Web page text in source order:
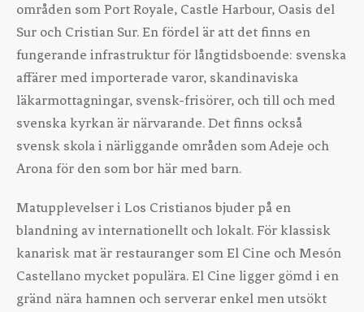
områden som Port Royale, Castle Harbour, Oasis del
Sur och Cristian Sur. En fördel är att det finns en
fungerande infrastruktur för långtidsboende: svenska
affärer med importerade varor, skandinaviska
läkarmottagningar, svensk-frisörer, och till och med
svenska kyrkan är närvarande. Det finns också
svensk skola i närliggande områden som Adeje och
Arona för den som bor här med barn.
Matupplevelser i Los Cristianos bjuder på en
blandning av internationellt och lokalt. För klassisk
kanarisk mat är restauranger som El Cine och Mesón
Castellano mycket populära. El Cine ligger gömd i en
gränd nära hamnen och serverar enkel men utsökt